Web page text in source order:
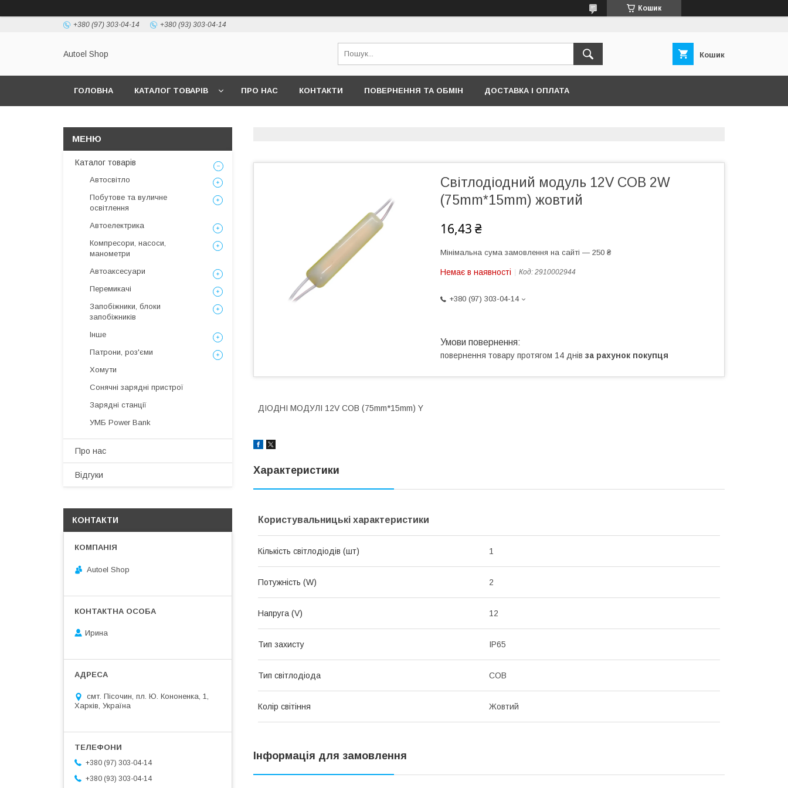
Кошик
+380 (97) 303-04-14 +380 (93) 303-04-14
Autoel Shop Кошик
ГОЛОВНА КАТАЛОГ ТОВАРІВ ПРО НАС КОНТАКТИ ПОВЕРНЕННЯ ТА ОБМІН ДОСТАВКА І ОПЛАТА
Світлодіодний модуль 12V COB 2W
(75mm*15mm) жовтий
16,43 ₴
Мінімальна сума замовлення на сайті — 250 ₴
Немає в наявності Код: 2910002944
+380 (97) 303-04-14
повернення товару протягом 14 днів за рахунок покупця
ДІОДНІ МОДУЛІ 12V COB (75mm*15mm) Y
Характеристики
Користувальницькі характеристики
Кількість світлодіодів (шт) 1
Потужність (W) 2
Напруга (V) 12
Тип захисту IP65
Тип світлодіода COB
Колір світіння Жовтий
Інформація для замовлення
Каталог товарів
Автосвітло
Побутове та вуличне
освітлення
Автоелектрика
Компресори, насоси,
манометри
Автоаксесуари
Перемикачі
Запобіжники, блоки
запобіжників
Інше
Патрони, роз'єми
Хомути
Сонячні зарядні пристрої
Зарядні станції
УМБ Power Bank
Про нас
Відгуки
КОНТАКТИ
Autoel Shop
Ирина
смт. Пісочин, пл. Ю. Кононенка, 1,
Харків, Україна
+380 (97) 303-04-14
+380 (93) 303-04-14